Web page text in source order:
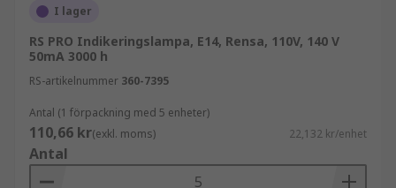
I lager
RS PRO Indikeringslampa, E14, Rensa, 110V, 140 V
50mA 3000 h
RS-artikelnummer 360-7395
Antal (1 förpackning med 5 enheter)
110,66 kr(exkl. moms) 22,132 kr/enhet
Antal